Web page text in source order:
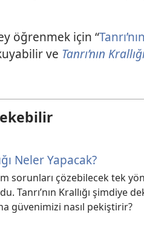
öğrenmek için “
ve Tanrı’nın
Neler Yapacak?
sorunları çözebilecek tek
Tanrı’nın Krallığı şimdiye
güvenimizi nasıl pekiştirir?